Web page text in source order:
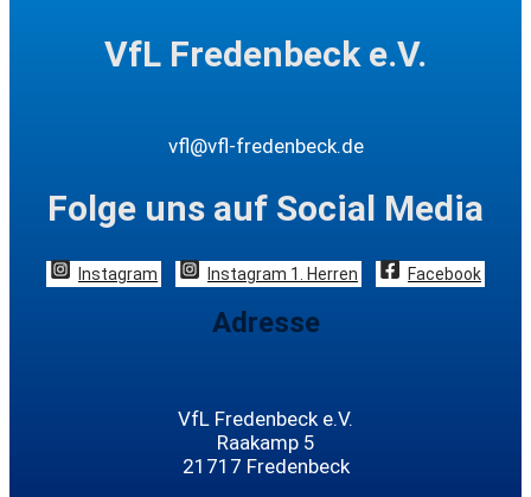
VfL Fredenbeck e.V.
vfl@vfl-fredenbeck.de
Folge uns auf Social Media
Instagram Instagram 1. Herren Facebook
Adresse
VfL Fredenbeck e.V.
Raakamp 5
21717 Fredenbeck